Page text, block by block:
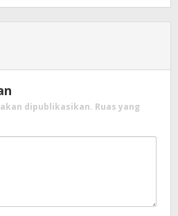
dipublikasikan. Ruas yang